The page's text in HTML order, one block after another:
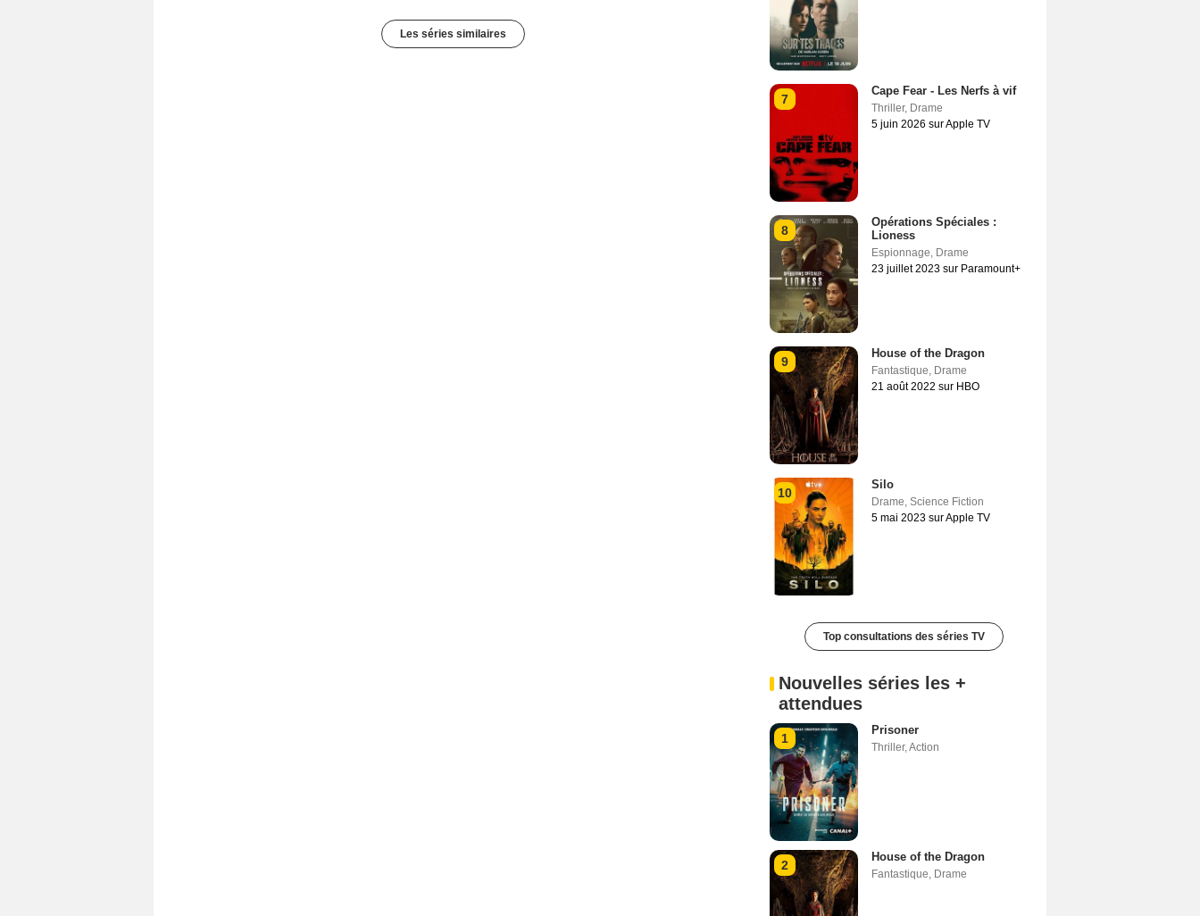
Les séries similaires
7
Cape Fear - Les Nerfs à vif
Thriller, Drame
5 juin 2026 sur Apple TV
8
Opérations Spéciales :
Lioness
Espionnage, Drame
23 juillet 2023 sur Paramount+
9
House of the Dragon
Fantastique, Drame
21 août 2022 sur HBO
10
Silo
Drame, Science Fiction
5 mai 2023 sur Apple TV
Top consultations des séries TV
Nouvelles séries les +
attendues
1
Prisoner
Thriller,Action
2
House of the Dragon
Fantastique, Drame